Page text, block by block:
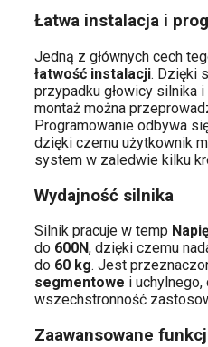
Łatwa instalacja i
Jedną z głównych cech
łatwość instalacji. Dzięki
przypadku głowicy silnika
montaż można
Programowanie odbywa
dzięki czemu użytkownik
system w zaledwie kilku
Wydajność silnika
Silnik pracuje w temp
do 600N, dzięki czemu
do 60 kg. Jest
segmentowe i
wszechstronność
Zaawansowane